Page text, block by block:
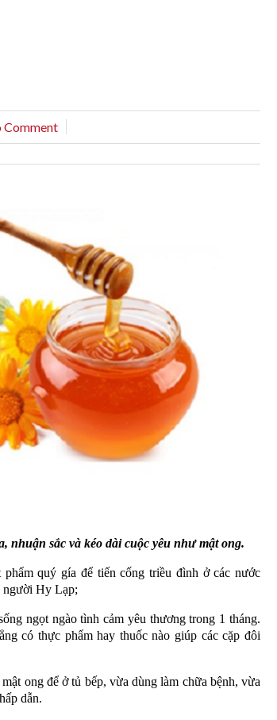
Comment
nhuận sắc và kéo dài cuộc yêu như mật ong.
quý gía để tiến cống triều đình ở các nước
người Hy Lạp;
ngọt ngào tình cảm yêu thương trong 1 tháng.
có thực phẩm hay thuốc nào giúp các cặp đôi
ong để ở tủ bếp, vừa dùng làm chữa bệnh, vừa
dẫn.